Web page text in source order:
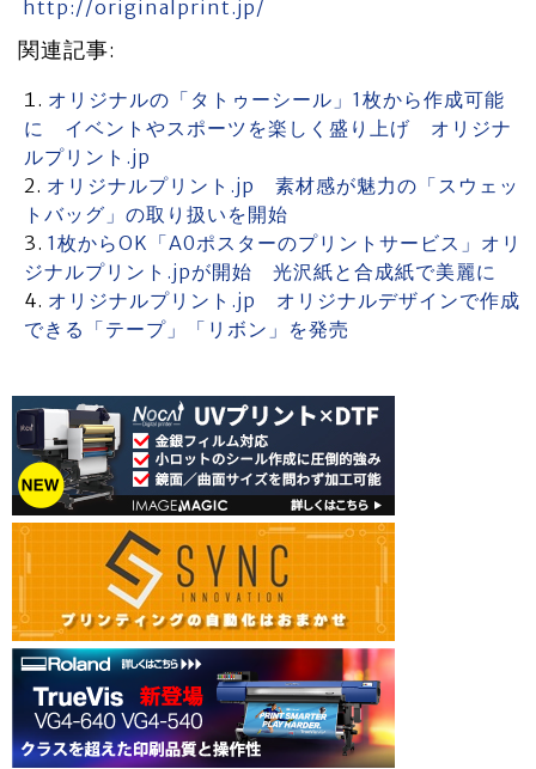
http://originalprint.jp/
関連記事:
オリジナルの「タトゥーシール」1枚から作成可能
に イベントやスポーツを楽しく盛り上げ オリジナ
ルプリント.jp
オリジナルプリント.jp 素材感が魅力の「スウェッ
トバッグ」の取り扱いを開始
1枚からOK「A0ポスターのプリントサービス」オリ
ジナルプリント.jpが開始 光沢紙と合成紙で美麗に
オリジナルプリント.jp オリジナルデザインで作成
できる「テープ」「リボン」を発売